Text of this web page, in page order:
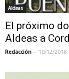
Aldeas
El próximo
Aldeas a
Redacción - 10/12/2018